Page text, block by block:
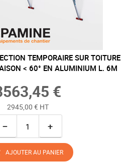
TEMPORAIRE SUR TOITURE
< 60° EN ALUMINIUM L. 6M
€
2945,00 € HT
− +
AJOUTER AU PANIER